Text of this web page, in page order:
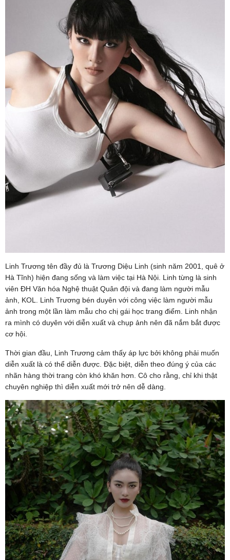
Linh Trương tên đầy đủ là Trương Diệu Linh (sinh năm 2001, quê ở
Hà Tĩnh) hiện đang sống và làm việc tại Hà Nội. Linh từng là sinh
viên ĐH Văn hóa Nghệ thuật Quân đội và đang làm người mẫu
ảnh, KOL. Linh Trương bén duyên với công việc làm người mẫu
ảnh trong một lần làm mẫu cho chị gái học trang điểm. Linh nhận
ra mình có duyên với diễn xuất và chụp ảnh nên đã nắm bắt được
cơ hội.
Thời gian đầu, Linh Trương cảm thấy áp lực bởi không phải muốn
diễn xuất là có thể diễn được. Đặc biệt, diễn theo đúng ý của các
nhãn hàng thời trang còn khó khăn hơn. Cô cho rằng, chỉ khi thật
chuyên nghiệp thì diễn xuất mới trở nên dễ dàng.